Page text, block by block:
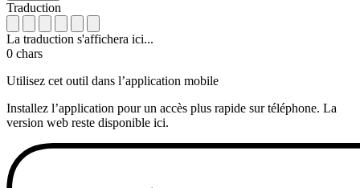
Traduction
La traduction s'affichera ici...
0 chars
Utilisez cet outil dans l’application mobile
Installez l’application pour un accès plus rapide sur téléphone. La
version web reste disponible ici.